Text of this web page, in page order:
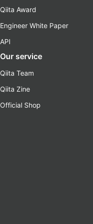
Qiita Award
Engineer White Paper
API
Our service
Qiita Team
Qiita Zine
Official Shop